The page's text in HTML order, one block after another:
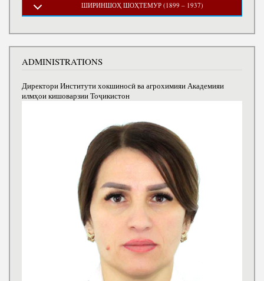
ШИРИНШОҲ ШОҲТЕМУР (1899 – 1937)
ADMINISTRATIONS
Директори Институти хокшиносӣ ва агрохимияи Академияи
илмҳои кишоварзии Тоҷикистон